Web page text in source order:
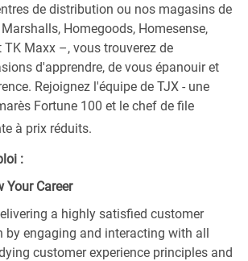
de distribution ou nos magasins de
Homegoods, Homesense,
TK Maxx –, vous trouverez de
d'apprendre, de vous épanouir et
Rejoignez l'équipe de TJX - une
Fortune 100 et le chef de file
à prix réduits.
:
Your Career
a highly satisfied customer
by engaging and interacting with all
customer experience principles and